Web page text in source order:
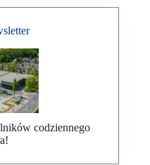
codziennego